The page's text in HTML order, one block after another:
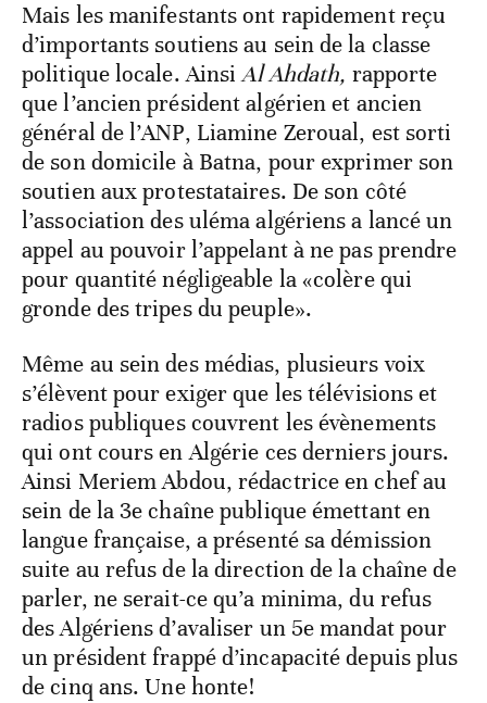
Mais les manifestants ont rapidement reçu
d’importants soutiens au sein de la classe
politique locale. AinsiAl Ahdath, rapporte
que l’ancien président algérien et ancien
général de l’ANP, Liamine Zeroual, est sorti
de son domicile à Batna, pour exprimer son
soutien aux protestataires. De son côté
l’association des uléma algériens a lancé un
appel au pouvoir l’appelant à ne pas prendre
pour quantité négligeable la «colère qui
gronde des tripes du peuple».
Même au sein des médias, plusieurs voix
s’élèvent pour exiger que les télévisions et
radios publiques couvrent les évènements
qui ont cours en Algérie ces derniers jours.
Ainsi Meriem Abdou, rédactrice en chef au
sein de la 3e chaîne publique émettant en
langue française, a présenté sa démission
suite au refus de la direction de la chaîne de
parler, ne serait-ce qu’a minima, du refus
des Algériens d’avaliser un 5e mandat pour
un président frappé d’incapacité depuis plus
de cinq ans. Une honte!